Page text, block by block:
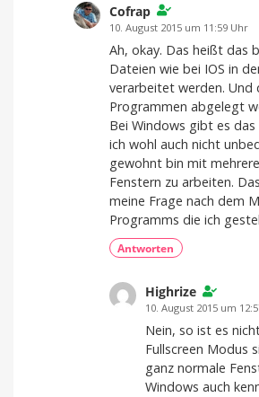
Cofrap
10. August 2015 um 11:59 Uhr
Ah, okay. Das heißt das
Dateien wie bei IOS in
verarbeitet werden. Und
Programmen abgelegt
Bei Windows gibt es
ich wohl auch nicht
gewohnt bin mit
Fenstern zu arbeiten.
meine Frage nach dem
Programms die ich
Antworten
Highrize
10. August 2015 um
Nein, so ist es
Fullscreen Modus
ganz normale
Windows auch